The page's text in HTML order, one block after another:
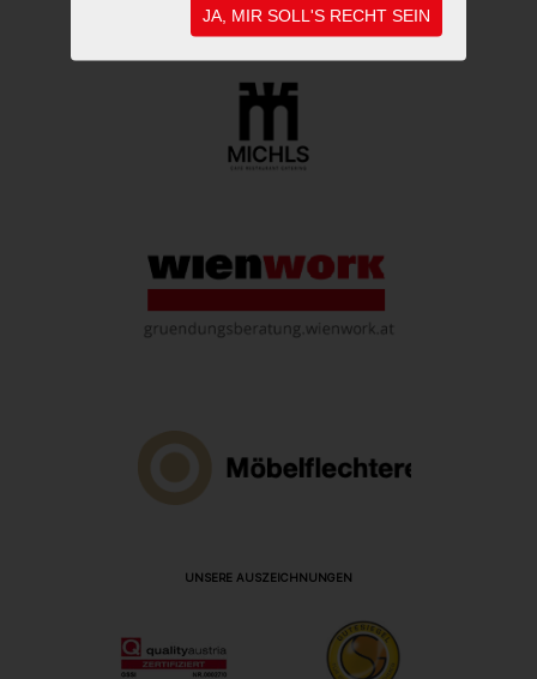
JA, MIR SOLL'S RECHT SEIN
UNSERE AUSZEICHNUNGEN